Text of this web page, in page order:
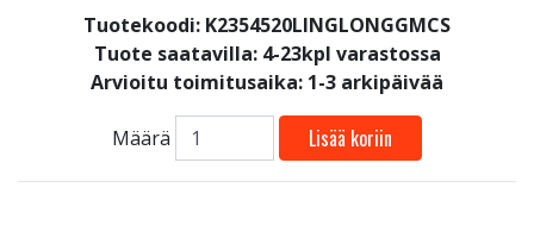
Tuotekoodi: K2354520LINGLONGGMCS
Tuote saatavilla: 4-23kpl varastossa
Arvioitu toimitusaika: 1-3 arkipäivää
Määrä Lisää koriin